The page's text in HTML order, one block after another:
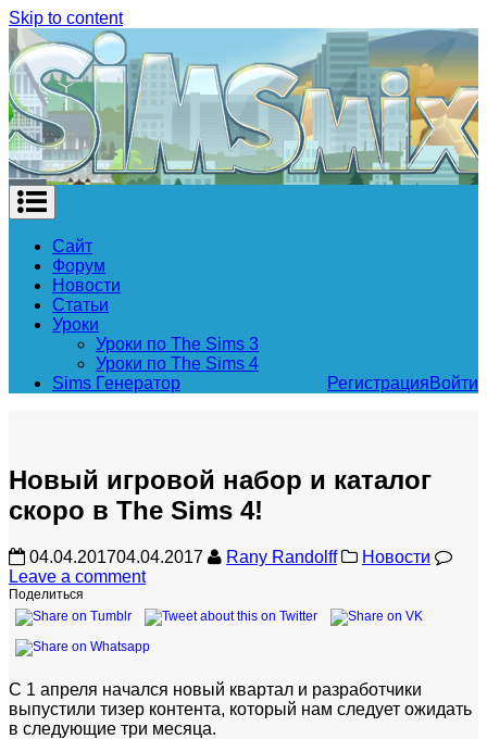
Skip to content
Сайт
Форум
Новости
Статьи
Уроки
Уроки по The Sims 3
Уроки по The Sims 4
Войти
Регистрация
Sims Генератор
Новый игровой набор и каталог
скоро в The Sims 4!
04.04.201704.04.2017 Rany Randolff
Новости
Leave a comment
Поделиться
С 1 апреля начался новый квартал и разработчики
выпустили тизер контента, который нам следует ожидать
в следующие три месяца.